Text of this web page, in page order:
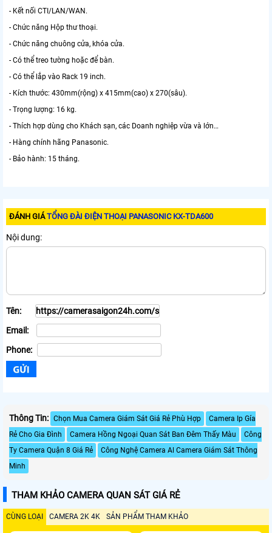
- Kết nối CTI/LAN/WAN.
- Chức năng Hộp thư thoại.
- Chức năng chuông cửa, khóa cửa.
- Có thể treo tường hoặc để bàn.
- Có thể lắp vào Rack 19 inch.
- Kích thước: 430mm(rộng) x 415mm(cao) x 270(sâu).
- Trọng lượng: 16 kg.
- Thích hợp dùng cho Khách sạn, các Doanh nghiệp vừa và lớn…
- Hàng chính hãng Panasonic.
- Bảo hành: 15 tháng.
ĐÁNH GIÁTỔNG ĐÀI ĐIỆN THOẠI PANASONIC KX-TDA600
Nội dung:
Tên:
Email:
Phone:
Thông Tin: Chọn Mua Camera Giám Sát Giá Rẻ Phù Hợp
Camera Ip Gía
Rẻ Cho Gia Đình
Camera Hồng Ngoại Quan Sát Ban Đêm Thấy Màu
Công
Ty Camera Quận 8 Giá Rẻ
Công Nghệ Camera Al Camera Giám Sát Thông
Minh
THAM KHẢO CAMERA QUAN SÁT GIÁ RẺ
CÙNG LOẠI CAMERA 2K 4K SẢN PHẨM THAM KHẢO